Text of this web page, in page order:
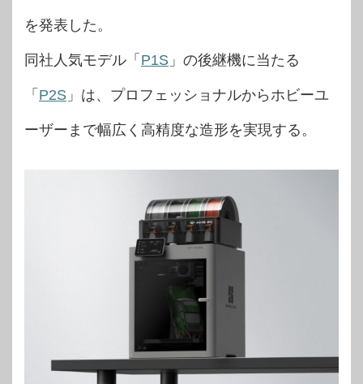
を発表した。
同社人気モデル「 P1S 」の後継機に当たる
「 P2S 」は、プロフェッショナルからホビーユ
ーザーまで幅広く高精度な造形を実現する。